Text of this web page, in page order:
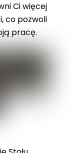
Ci więcej
co pozwoli
pracę.